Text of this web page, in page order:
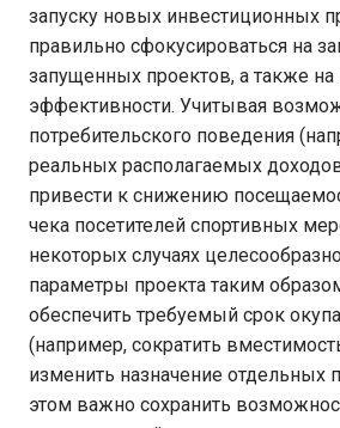
запуску новых инвестиционных
правильно сфокусироваться на
запущенных проектов, а также
эффективности. Учитывая
потребительского поведения
реальных располагаемых
привести к снижению
чека посетителей спортивных
некоторых случаях
параметры проекта таким
обеспечить требуемый срок
(например, сократить
изменить назначение
этом важно сохранить